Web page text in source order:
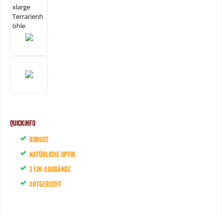
QuickInfo
Robust
Natürliche Optik
3 Ein-Ausgänge
Artgerecht